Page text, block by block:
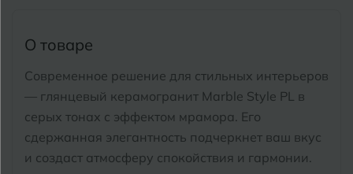
О товаре
Современное решение для стильных интерьеров
— глянцевый керамогранит Marble Style PL в
серых тонах с эффектом мрамора. Его
сдержанная элегантность подчеркнет ваш вкус
и создаст атмосферу спокойствия и гармонии.
Иваново
Ижевск
Кемерово
Томск
Тула
Тюмень